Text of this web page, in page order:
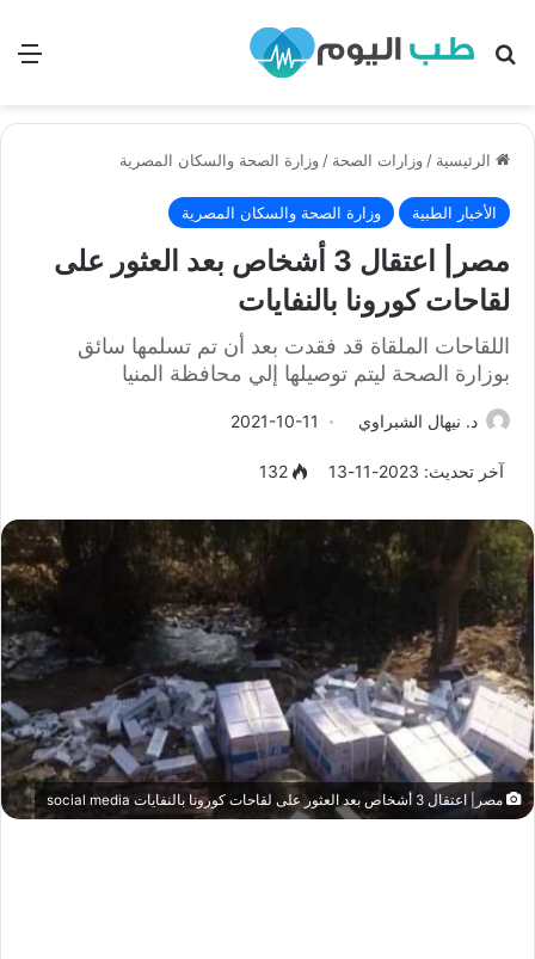
بحث
الرئيسية / وزارات الصحة / وزارة الصحة والسكان المصرية
الأخبار الطبية وزارة الصحة والسكان المصرية
مصر| اعتقال 3 أشخاص بعد العثور على
لقاحات كورونا بالنفايات
اللقاحات الملقاة قد فقدت بعد أن تم تسلمها سائق
بوزارة الصحة ليتم توصيلها إلي محافظة المنيا
د. نيهال الشبراوي 2021-10-11
آخر تحديث: 2023-11-13 132
مصر| اعتقال 3 أشخاص بعد العثور على لقاحات كورونا بالنفايات social media